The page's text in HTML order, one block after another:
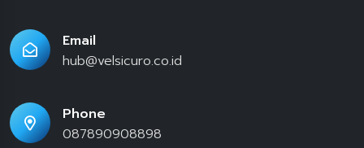
Email
hub@velsicuro.co.id
Phone
087890908898